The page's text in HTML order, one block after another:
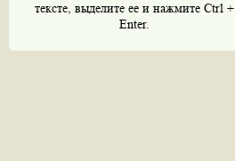
тексте, выделите ее и нажмите Ctrl +
Enter.